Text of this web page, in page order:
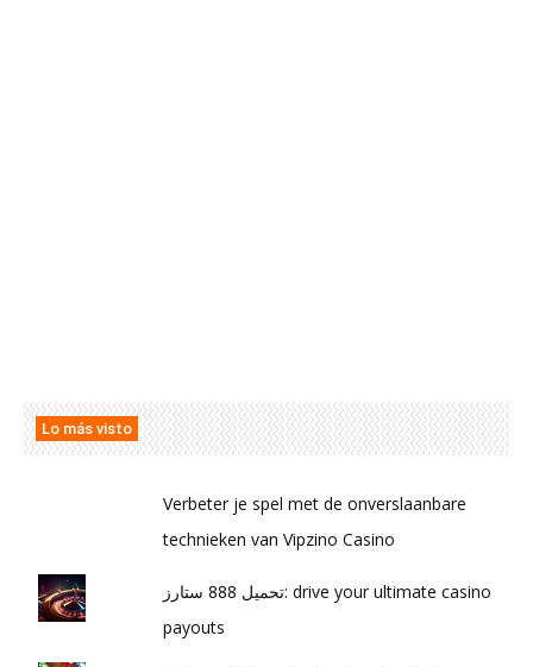
Lo más visto
Verbeter je spel met de onverslaanbare
technieken van Vipzino Casino
تحميل 888 ستارز: drive your ultimate casino
payouts